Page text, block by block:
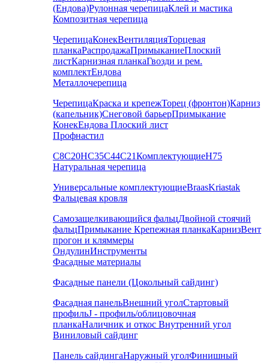
(Ендова)Рулонная черепицаКлей и мастика
Композитная черепица
ЧерепицаКонекВентиляцияТорцевая
планкаРаспродажаПримыканиеПлоский
листКарнизная планкаГвозди и рем.
комплектЕндова
Металлочерепица
ЧерепицаКраска и крепежТорец (фронтон)Карниз
(капельник)Снеговой барьерПримыкание
КонекЕндова Плоский лист
Профнастил
С8С20НС35С44С21КомплектующиеН75
Натуральная черепица
Универсальные комплектующиеBraasKriastak
Фальцевая кровля
Самозащелкивающийся фальцДвойной стоячий
фальцПримыкание Крепежная планкаКарнизВент
прогон и кляммеры
ОндулинИнструменты
Фасадные материалы
Фасадные панели (Цокольный сайдинг)
Фасадная панельВнешний уголСтартовый
профильJ - профиль/облицовочная
планкаНаличник и откос Внутренний угол
Виниловый сайдинг
Панель сайдингаНаружный уголФинишный